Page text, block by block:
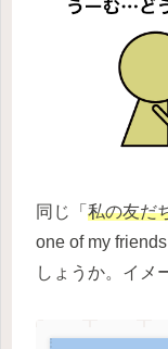
同じ「 私の友だ
one of my
しょうか。イメ